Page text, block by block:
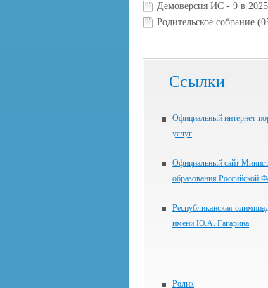
Демоверсия ИС - 9 в
Родительское собрание
Ссылки
Официальный интернет-
услуг
Официальный сайт
образования Российской
Республиканская
имени Ю.А. Гагарина
Ролик